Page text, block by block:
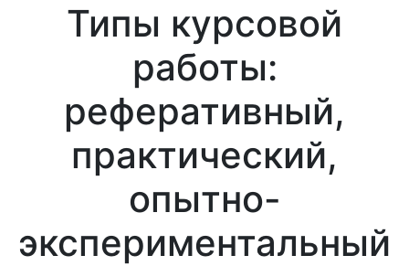
Типы курсовой
работы:
реферативный,
практический,
опытно-
экспериментальный